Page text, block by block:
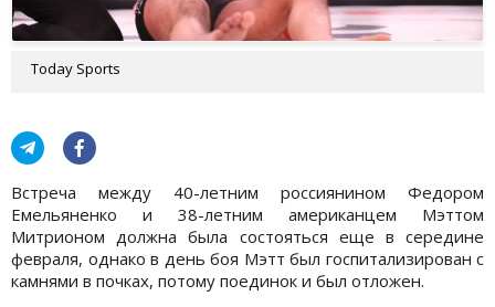
Today Sports
Встреча между 40-летним россиянином Федором
Емельяненко и 38-летним американцем Мэттом
Митрионом должна была состояться еще в середине
февраля, однако в день боя Мэтт был госпитализирован с
камнями в почках, потому поединок и был отложен.